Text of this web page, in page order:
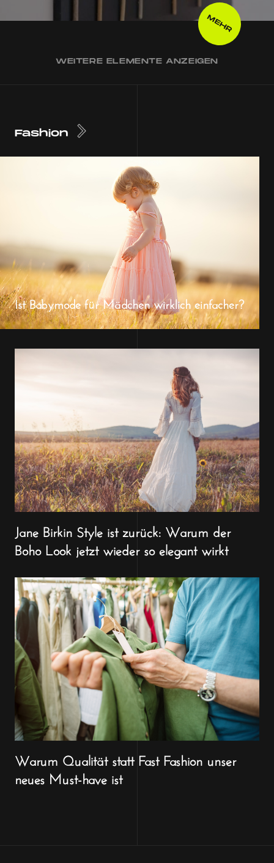
MEHR
WEITERE ELEMENTE ANZEIGEN
Fashion
Ist Babymode für Mädchen wirklich einfacher?
Jane Birkin Style ist zurück: Warum der
Boho Look jetzt wieder so elegant wirkt
Warum Qualität statt Fast Fashion unser
neues Must-have ist